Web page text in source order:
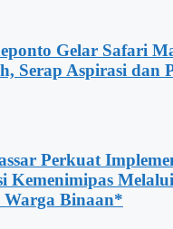
Gelar Safari
Serap Aspirasi dan
Perkuat
Kemenimipas
Binaan*